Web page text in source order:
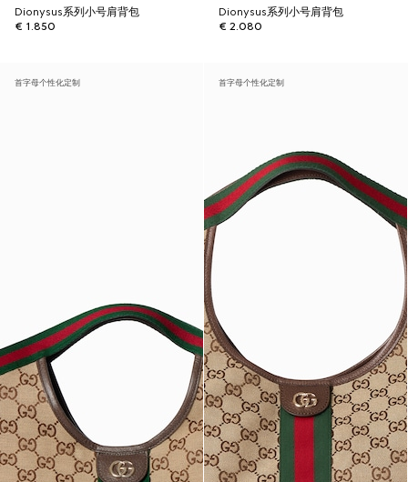
Dionysus系列小号肩背包
€ 1.850
Dionysus系列小号肩背包
€ 2.080
首字母个性化定制 首字母个性化定制